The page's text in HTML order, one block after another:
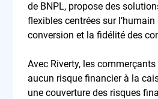
de BNPL, propose des
flexibles centrées sur
conversion et la fidélité des
Avec Riverty, les
aucun risque financier à la
une couverture des risques